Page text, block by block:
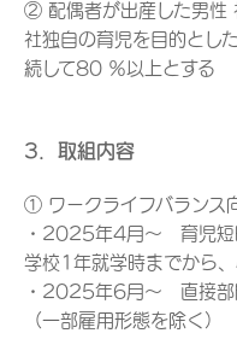
② 配偶者が出産した男性
社独自の育児を目的とし
続して80 ％以上とする
3．取組内容
① ワークライフバランス
・2025年4月～ 育児短
学校1年就学時までから
・2025年6月～ 直接部
（一部雇用形態を除く）